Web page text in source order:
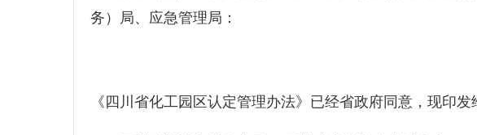
务）局、应急管理局：
《四川省化工园区认定管理办法》已经省政府同意，现印